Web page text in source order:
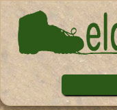
Pasar al contenido principal